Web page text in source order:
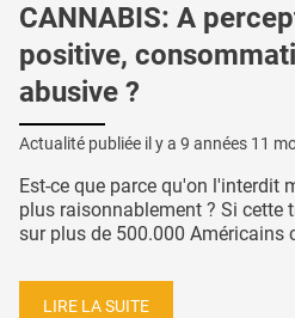
CANNABIS: A
positive,
abusive ?
Actualité publiée il y a 9 années 11
Est-ce que parce qu'on l'interdit
plus raisonnablement ? Si cette
sur plus de 500.000 Américains
LIRE LA SUITE